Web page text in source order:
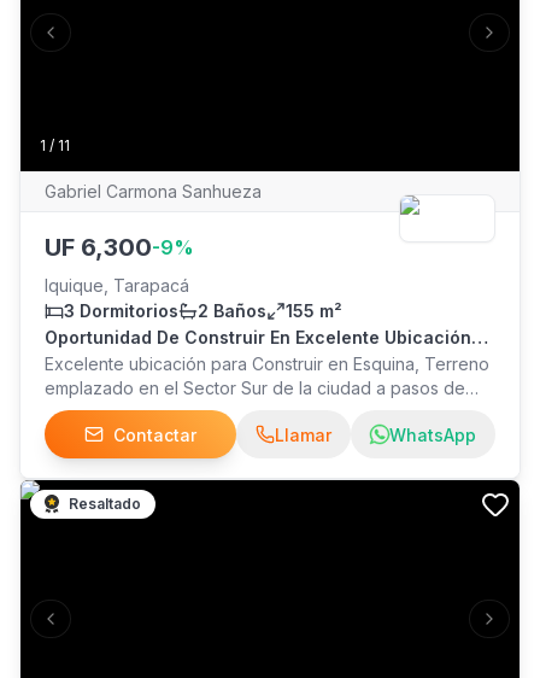
venta contado: $65.000.000 Valor de venta con credito:
$70.000.000 se acepta credito hipotecario / leasing
1 / 11
Previous slide Next
Gabriel Carmona Sanhueza
UF 6,300-9%
Iquique, Tarapacá
3 Dormitorios
2 Baños
155 m²
Oportunidad De Construir En Excelente Ubicación
Terreno Esquina 155 Mts²
Excelente ubicación para Construir en Esquina, Terreno
emplazado en el Sector Sur de la ciudad a pasos de
Colegios, Supermercados, equipamiento comercial,
educacional y de Salud. Posee una Superficie de 155
mts². El Valor es de 6300.-UF ($251.- millones)
Conversable. Vende E&G Propiedades. Contacto:
Gabriel Carmona
Contactar Llamar WhatsApp
Previous slide Next
Resaltado